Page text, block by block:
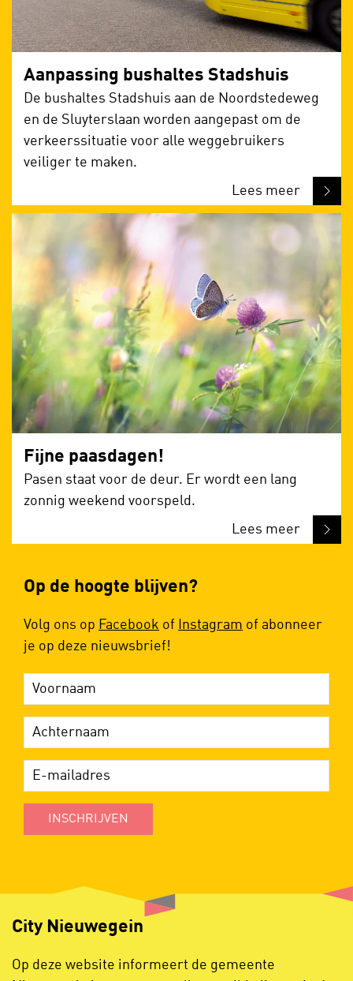
Aanpassing bushaltes Stadshuis
De bushaltes Stadshuis aan de Noordstedeweg
en de Sluyterslaan worden aangepast om de
verkeerssituatie voor alle weggebruikers
veiliger te maken.
Lees meer
Fijne paasdagen!
Pasen staat voor de deur. Er wordt een lang
zonnig weekend voorspeld.
Lees meer
Op de hoogte blijven?
Volg ons op Facebook of Instagram of abonneer
je op deze nieuwsbrief!
INSCHRIJVEN
City Nieuwegein
Op deze website informeert de gemeente